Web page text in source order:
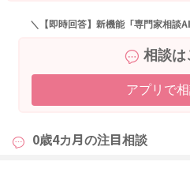
＼【即時回答】新機能「専門家相談
相談は
アプリで
0歳4カ月の注目相談